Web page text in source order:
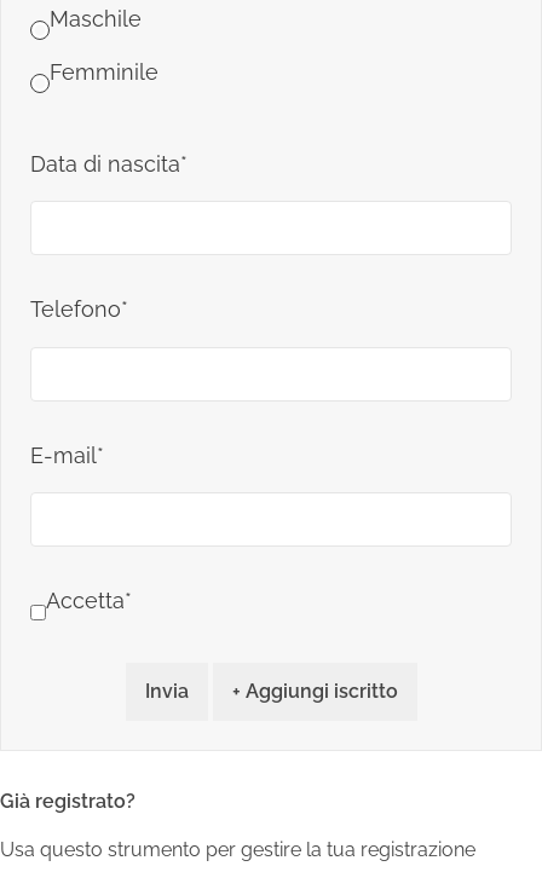
Maschile
Femminile
Data di nascita*
Telefono*
E-mail*
Accetta*
Invia + Aggiungi iscritto
Già registrato?
Usa questo strumento per gestire la tua registrazione